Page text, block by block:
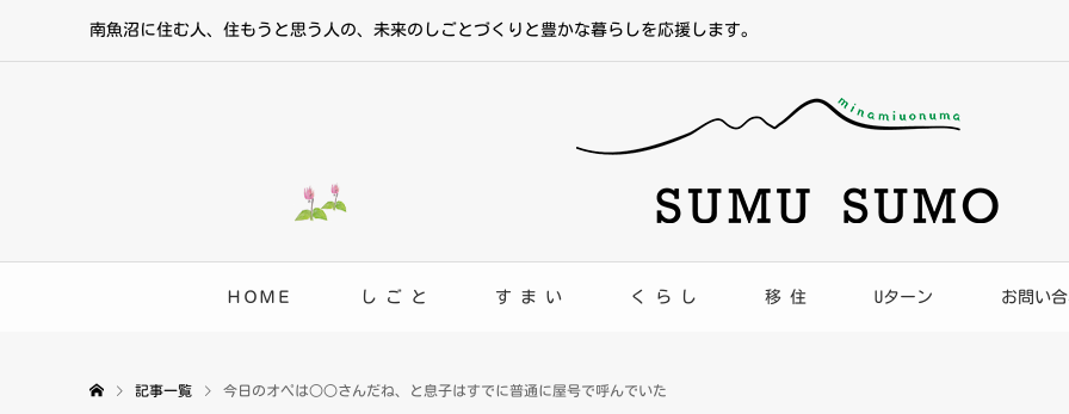
南魚沼に住む人、住もうと思う人の、未来のしごとづくりと豊かな暮らしを応援します。
ＨＯＭＥ し ご と す ま い く ら し 移 住 Uターン お問い
記事一覧 今日のオペは○○さんだね、と息子はすでに普通に屋号で呼んでいた